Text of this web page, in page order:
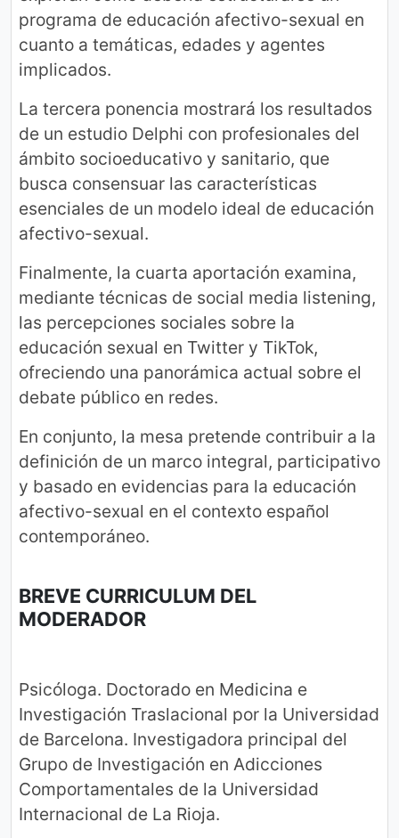
programa de educación afectivo-sexual en
cuanto a temáticas, edades y agentes
implicados.
La tercera ponencia mostrará los resultados
de un estudio Delphi con profesionales del
ámbito socioeducativo y sanitario, que
busca consensuar las características
esenciales de un modelo ideal de educación
afectivo-sexual.
Finalmente, la cuarta aportación examina,
mediante técnicas de social media listening,
las percepciones sociales sobre la
educación sexual en Twitter y TikTok,
ofreciendo una panorámica actual sobre el
debate público en redes.
En conjunto, la mesa pretende contribuir a la
definición de un marco integral, participativo
y basado en evidencias para la educación
afectivo-sexual en el contexto español
contemporáneo.
BREVE CURRICULUM DEL
MODERADOR
Psicóloga. Doctorado en Medicina e
Investigación Traslacional por la Universidad
de Barcelona. Investigadora principal del
Grupo de Investigación en Adicciones
Comportamentales de la Universidad
Internacional de La Rioja.